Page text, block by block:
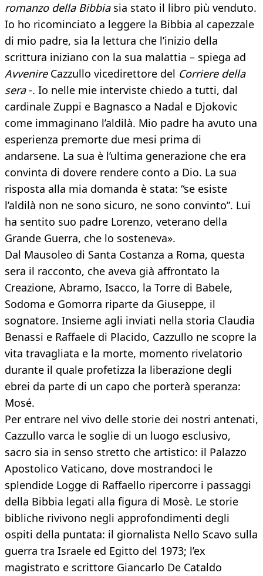
romanzo della Bibbiasia stato il libro più venduto.
Io ho ricominciato a leggere la Bibbia al capezzale
di mio padre, sia la lettura che l’inizio della
scrittura iniziano con la sua malattia – spiega ad
AvvenireCazzullo vicedirettore del Corriere della
sera-. Io nelle mie interviste chiedo a tutti, dal
cardinale Zuppi e Bagnasco a Nadal e Djokovic
come immaginano l’aldilà. Mio padre ha avuto una
esperienza premorte due mesi prima di
andarsene. La sua è l’ultima generazione che era
convinta di dovere rendere conto a Dio. La sua
risposta alla mia domanda è stata: “se esiste
l’aldilà non ne sono sicuro, ne sono convinto”. Lui
ha sentito suo padre Lorenzo, veterano della
Grande Guerra, che lo sosteneva».
Dal Mausoleo di Santa Costanza a Roma, questa
sera il racconto, che aveva già affrontato la
Creazione, Abramo, Isacco, la Torre di Babele,
Sodoma e Gomorra riparte da Giuseppe, il
sognatore. Insieme agli inviati nella storia Claudia
Benassi e Raffaele di Placido, Cazzullo ne scopre la
vita travagliata e la morte, momento rivelatorio
durante il quale profetizza la liberazione degli
ebrei da parte di un capo che porterà speranza:
Mosé.
Per entrare nel vivo delle storie dei nostri antenati,
Cazzullo varca le soglie di un luogo esclusivo,
sacro sia in senso stretto che artistico: il Palazzo
Apostolico Vaticano, dove mostrandoci le
splendide Logge di Raffaello ripercorre i passaggi
della Bibbia legati alla figura di Mosè. Le storie
bibliche rivivono negli approfondimenti degli
ospiti della puntata: il giornalista Nello Scavo sulla
guerra tra Israele ed Egitto del 1973; l’ex
magistrato e scrittore Giancarlo De Cataldo